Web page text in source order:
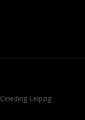
Leipzig